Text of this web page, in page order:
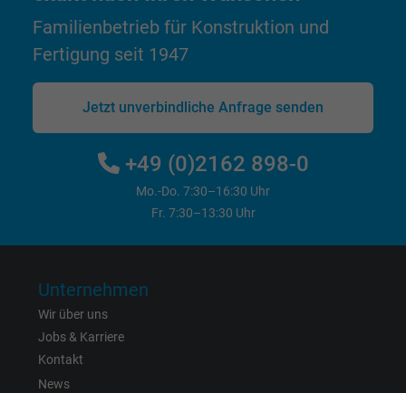
Laufzeit 1 Jahr
Zweck
sb, Facebook Pixel
Facebook Ireland Ltd.
Zweck
Anzeigenausrichtung und
Name
Familienbetrieb für Konstruktion und
Fertigung seit 1947
Jetzt unverbindliche Anfrage senden
+49 (0)2162 898-0
Mo.-Do. 7:30–16:30 Uhr
Fr. 7:30–13:30 Uhr
Unternehmen
Wir über uns
Jobs & Karriere
Kontakt
News